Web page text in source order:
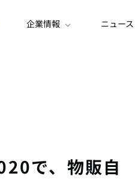
企業情報 ニュース
で、物販自